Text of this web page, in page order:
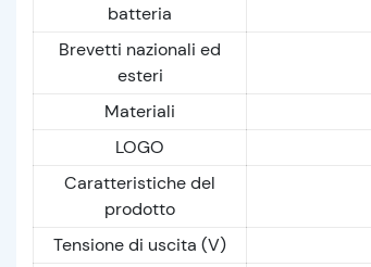
batteria
Brevetti nazionali ed
esteri
Materiali
LOGO
Caratteristiche del
prodotto
Tensione di uscita (V)